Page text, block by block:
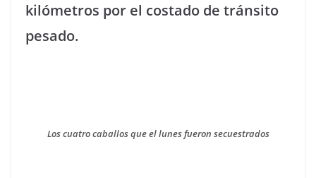
kilómetros por el costado de tránsito
pesado.
Los cuatro caballos que el lunes fueron secuestrados